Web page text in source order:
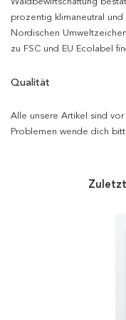
prozentig klimaneutral
Nordischen
zu FSC und EU Ecolabel
Qualität
Alle unsere Artikel sind
Problemen wende dich